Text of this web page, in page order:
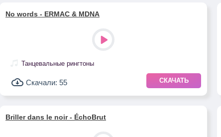
No words - ERMAC & MDNA
Танцевальные рингтоны
Скачали: 55 СКАЧАТЬ
Briller dans le noir - ÉchoBrut